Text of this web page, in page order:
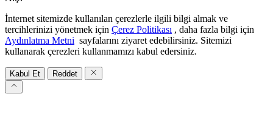
İnternet sitemizde kullanılan çerezlerle ilgili bilgi almak ve
tercihlerinizi yönetmek için Çerez Politikası , daha fazla bilgi için
Aydınlatma Metni sayfalarını ziyaret edebilirsiniz. Sitemizi
kullanarak çerezleri kullanmamızı kabul edersiniz.
Kabul Et Reddet